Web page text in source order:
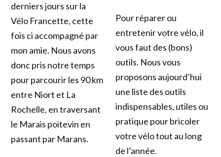
derniers jours sur la
Vélo Francette, cette
fois ci accompagné par
mon amie. Nous avons
donc pris notre temps
pour parcourir les 90 km
entre Niort et La
Rochelle, en traversant
le Marais poitevin en
passant par Marans.
Pour réparer ou
entretenir votre vélo, il
vous faut des (bons)
outils. Nous vous
proposons aujourd’hui
une liste des outils
indispensables, utiles ou
pratique pour bricoler
votre vélo tout au long
de l’année.